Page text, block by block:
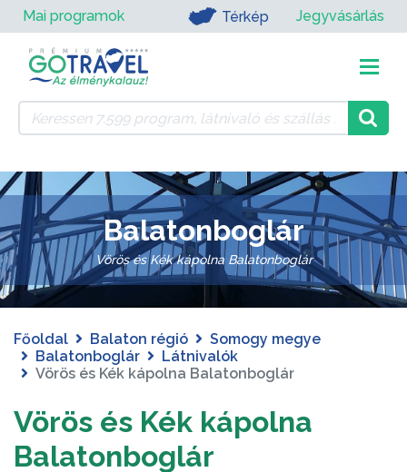
Mai programok Térkép Jegyvásárlás
Balatonboglár
Vörös és Kék kápolna Balatonboglár
Főoldal Balaton régió
Somogy megye
Balatonboglár
Látnivalók
Vörös és Kék kápolna Balatonboglár
Vörös és Kék kápolna
Balatonboglár